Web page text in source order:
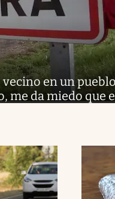
en un
me da miedo que